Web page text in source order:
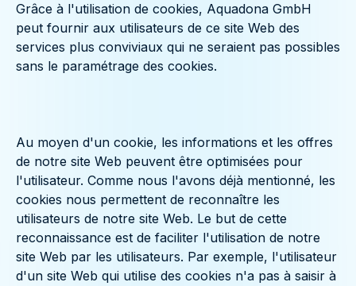
Grâce à l'utilisation de cookies, Aquadona GmbH
peut fournir aux utilisateurs de ce site Web des
services plus conviviaux qui ne seraient pas possibles
sans le paramétrage des cookies.
Au moyen d'un cookie, les informations et les offres
de notre site Web peuvent être optimisées pour
l'utilisateur. Comme nous l'avons déjà mentionné, les
cookies nous permettent de reconnaître les
utilisateurs de notre site Web. Le but de cette
reconnaissance est de faciliter l'utilisation de notre
site Web par les utilisateurs. Par exemple, l'utilisateur
d'un site Web qui utilise des cookies n'a pas à saisir à